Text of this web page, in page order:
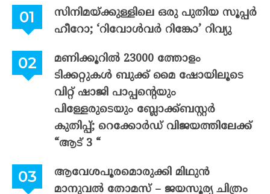
സിനിമയ്ക്കുള്ളിലെ ഒരു പുതിയ സൂപ്പർ
ഹീറോ; ‘റിവോൾവർ റിങ്കോ’ റിവ്യു
മണിക്കൂറിൽ 23000 ത്തോളം
ടിക്കറ്റുകൾ ബുക്ക് മൈ ഷോയിലൂടെ
വിറ്റ് ഷാജി പാപ്പന്റെയും
പിള്ളേരുടെയും ബ്ലോക്ക്ബസ്റ്റർ
കുതിപ്പ്; റെക്കോർഡ് വിജയത്തിലേക്ക്
“ആട് 3 “
ആവേശപൂരമൊരുക്കി മിഥുൻ
മാനുവൽ തോമസ് – ജയസൂര്യ ചിത്രം